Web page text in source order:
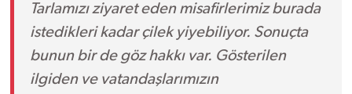
Tarlamızı ziyaret eden misafirlerimiz burada
istedikleri kadar çilek yiyebiliyor. Sonuçta
bunun bir de göz hakkı var. Gösterilen
ilgiden ve vatandaşlarımızın